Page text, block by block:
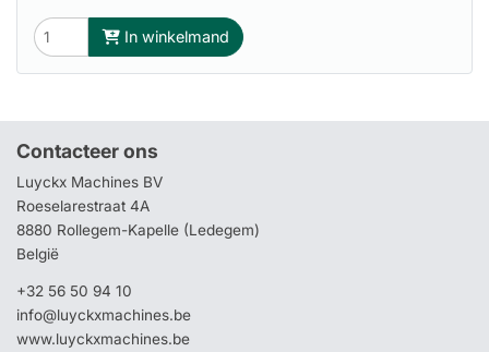
In winkelmand
Contacteer ons
Luyckx Machines BV
Roeselarestraat 4A
8880 Rollegem-Kapelle (Ledegem)
België
+32 56 50 94 10
info@luyckxmachines.be
www.luyckxmachines.be